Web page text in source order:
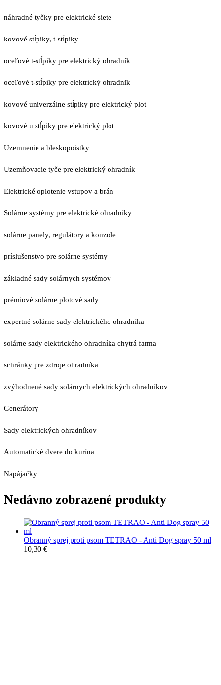
náhradné tyčky pre elektrické siete
kovové stĺpiky, t-stĺpiky
oceľové t-stĺpiky pre elektrický ohradník
oceľové t-stĺpiky pre elektrický ohradník
kovové univerzálne stĺpiky pre elektrický plot
kovové u stĺpiky pre elektrický plot
Uzemnenie a bleskopoistky
Uzemňovacie tyče pre elektrický ohradník
Elektrické oplotenie vstupov a brán
Solárne systémy pre elektrické ohradníky
solárne panely, regulátory a konzole
príslušenstvo pre solárne systémy
základné sady solárnych systémov
prémiové solárne plotové sady
expertné solárne sady elektrického ohradníka
solárne sady elektrického ohradníka chytrá farma
schránky pre zdroje ohradníka
zvýhodnené sady solárnych elektrických ohradníkov
Generátory
Sady elektrických ohradníkov
Automatické dvere do kurína
Napájačky
Nedávno zobrazené produkty
Obranný sprej proti psom TETRAO - Anti Dog spray 50 ml
10,30 €